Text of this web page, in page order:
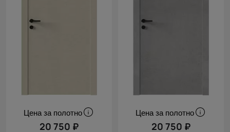
Цена за полотно
20 750 ₽
Цена за полотно
20 750 ₽